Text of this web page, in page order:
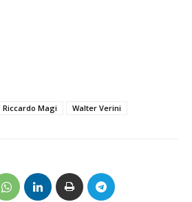
Riccardo Magi Walter Verini